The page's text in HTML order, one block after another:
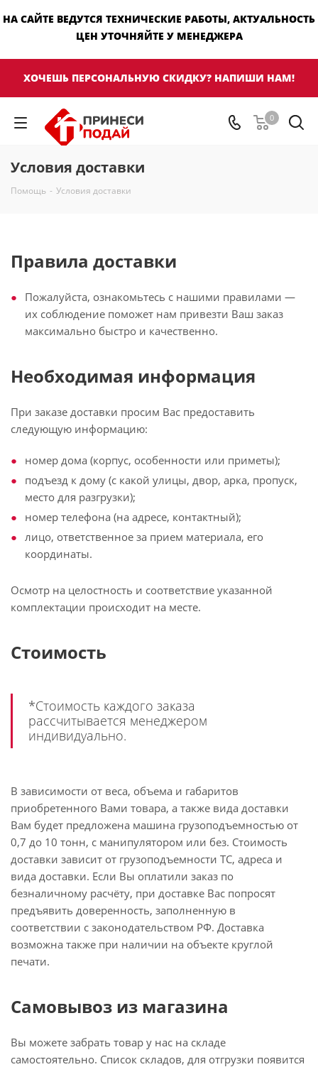
НА САЙТЕ ВЕДУТСЯ ТЕХНИЧЕСКИЕ РАБОТЫ, АКТУАЛЬНОСТЬ
ЦЕН УТОЧНЯЙТЕ У МЕНЕДЖЕРА
ХОЧЕШЬ ПЕРСОНАЛЬНУЮ СКИДКУ? НАПИШИ НАМ!
0
Условия доставки
Помощь - Условия доставки
Правила доставки
Пожалуйста, ознакомьтесь с нашими правилами —
их соблюдение поможет нам привезти Ваш заказ
максимально быстро и качественно.
Необходимая информация
При заказе доставки просим Вас предоставить
следующую информацию:
номер дома (корпус, особенности или приметы);
подъезд к дому (с какой улицы, двор, арка, пропуск,
место для разгрузки);
номер телефона (на адресе, контактный);
лицо, ответственное за прием материала, его
координаты.
Осмотр на целостность и соответствие указанной
комплектации происходит на месте.
Стоимость
*Стоимость каждого заказа
рассчитывается менеджером
индивидуально.
В зависимости от веса, объема и габаритов
приобретенного Вами товара, а также вида доставки
Вам будет предложена машина грузоподъемностью от
0,7 до 10 тонн, с манипулятором или без. Стоимость
доставки зависит от грузоподъемности ТС, адреса и
вида доставки. Если Вы оплатили заказ по
безналичному расчёту, при доставке Вас попросят
предъявить доверенность, заполненную в
соответствии с законодательством РФ. Доставка
возможна также при наличии на объекте круглой
печати.
Самовывоз из магазина
Вы можете забрать товар у нас на складе
самостоятельно. Список складов, для отгрузки появится